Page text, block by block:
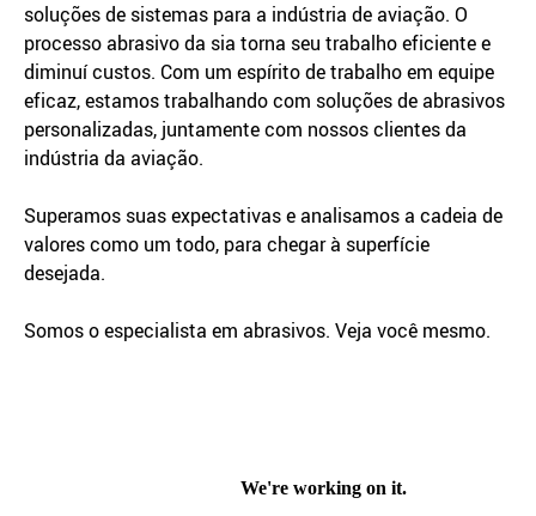
soluções de sistemas para a indústria de aviação. O
processo abrasivo da sia torna seu trabalho eficiente e
diminuí custos. Com um espírito de trabalho em equipe
eficaz, estamos trabalhando com soluções de abrasivos
personalizadas, juntamente com nossos clientes da
indústria da aviação.
Superamos suas expectativas e analisamos a cadeia de
valores como um todo, para chegar à superfície
desejada.
Somos o especialista em abrasivos. Veja você mesmo.